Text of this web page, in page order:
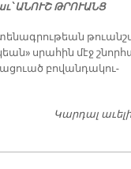
ԱՆՈՒՇ ԹՐՈՒԱՆՑ
սրա­հին մէջ
բո­վան­դա­կու­
Կարդալ